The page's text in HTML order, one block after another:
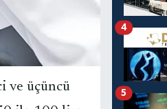
ve üçüncü
4
5